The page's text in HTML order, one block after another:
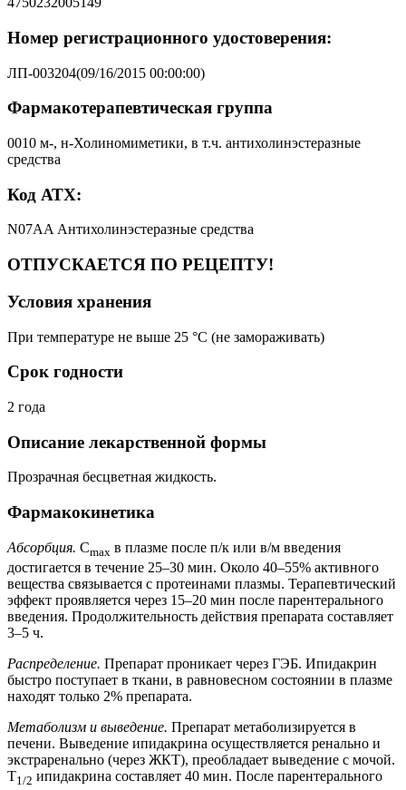
Номер регистрационного удостоверения:
ЛП-003204(09/16/2015 00:00:00)
Фармакотерапевтическая группа
0010 м-, н-Холиномиметики, в т.ч. антихолинэстеразные
средства
Код АТХ:
N07AA Антихолинэстеразные средства
ОТПУСКАЕТСЯ ПО РЕЦЕПТУ!
Условия хранения
При температуре не выше 25 °C (не замораживать)
Срок годности
2 года
Описание лекарственной формы
Прозрачная бесцветная жидкость.
Фармакокинетика
Абсорбция. Cmax в плазме после п/к или в/м введения
достигается в течение 25–30 мин. Около 40–55% активного
вещества связывается с протеинами плазмы. Терапевтический
эффект проявляется через 15–20 мин после парентерального
введения. Продолжительность действия препарата составляет
3–5 ч.
Распределение. Препарат проникает через ГЭБ. Ипидакрин
быстро поступает в ткани, в равновесном состоянии в плазме
находят только 2% препарата.
Метаболизм и выведение. Препарат метаболизируется в
печени. Выведение ипидакрина осуществляется ренально и
экстраренально (через ЖКТ), преобладает выведение с мочой.
T1/2 ипидакрина составляет 40 мин. После парентерального